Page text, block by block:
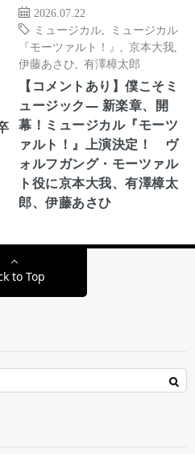
2026.07.22
ミュージカル
ミュージカル
『モーツァルト！』
京本大我
伊藤あさひ
有澤樟太郎
【コメントあり】僕こそミ
ュージック― 新楽章、開
幕！ミュージカル『モーツ
ァルト！』上演決定！ ヴ
ォルフガング・モーツァル
ト役に京本大我、有澤樟太
郎、伊藤あさひ
to Top